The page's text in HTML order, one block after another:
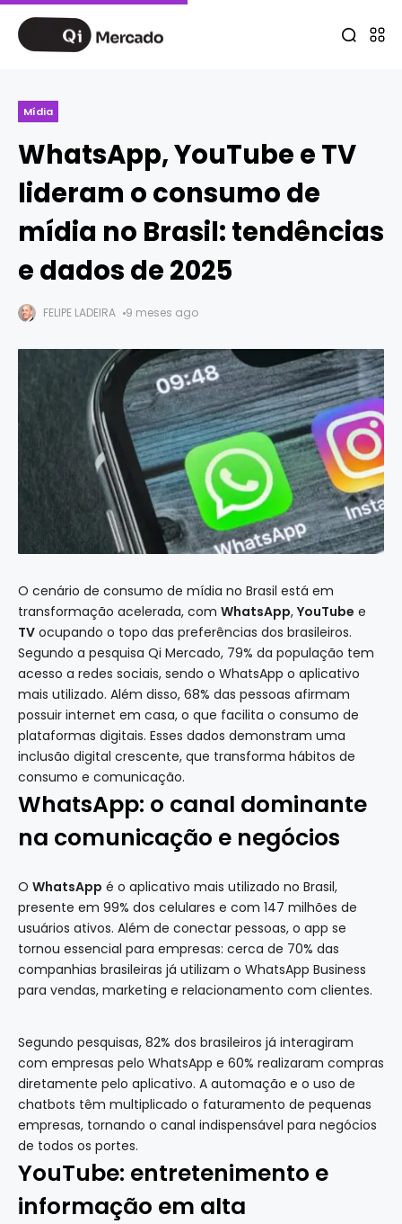
Mídia
WhatsApp, YouTube e TV
lideram o consumo de
mídia no Brasil: tendências
e dados de 2025
FELIPE LADEIRA 9 meses ago
O cenário de consumo de mídia no Brasil está em
transformação acelerada, com WhatsApp, YouTube e
TV ocupando o topo das preferências dos brasileiros.
Segundo a pesquisa Qi Mercado, 79% da população tem
acesso a redes sociais, sendo o WhatsApp o aplicativo
mais utilizado. Além disso, 68% das pessoas afirmam
possuir internet em casa, o que facilita o consumo de
plataformas digitais. Esses dados demonstram uma
inclusão digital crescente, que transforma hábitos de
consumo e comunicação.
WhatsApp: o canal dominante
na comunicação e negócios
O WhatsApp é o aplicativo mais utilizado no Brasil,
presente em 99% dos celulares e com 147 milhões de
usuários ativos. Além de conectar pessoas, o app se
tornou essencial para empresas: cerca de 70% das
companhias brasileiras já utilizam o WhatsApp Business
para vendas, marketing e relacionamento com clientes.
Segundo pesquisas, 82% dos brasileiros já interagiram
com empresas pelo WhatsApp e 60% realizaram compras
diretamente pelo aplicativo. A automação e o uso de
chatbots têm multiplicado o faturamento de pequenas
empresas, tornando o canal indispensável para negócios
de todos os portes.
YouTube: entretenimento e
informação em alta